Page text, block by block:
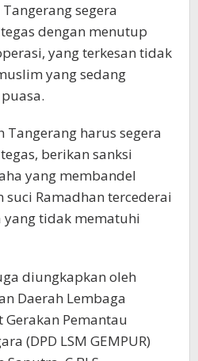
segera
dengan menutup
yang terkesan tidak
yang sedang
Tangerang harus segera
berikan sanksi
yang membandel
Ramadhan tercederai
yang tidak mematuhi
diungkapkan oleh
Daerah Lembaga
Pemantau
(DPD LSM GEMPUR)